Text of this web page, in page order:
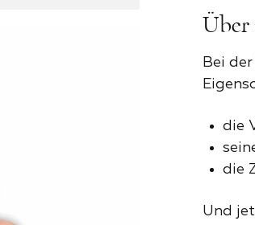
Über
Bei
die
die
Und